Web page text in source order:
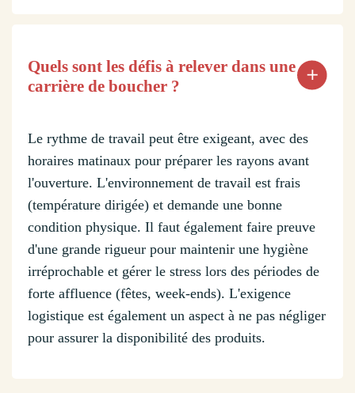
Quels sont les défis à relever dans une
carrière de boucher ?
Le rythme de travail peut être exigeant, avec des
horaires matinaux pour préparer les rayons avant
l'ouverture. L'environnement de travail est frais
(température dirigée) et demande une bonne
condition physique. Il faut également faire preuve
d'une grande rigueur pour maintenir une hygiène
irréprochable et gérer le stress lors des périodes de
forte affluence (fêtes, week-ends). L'exigence
logistique est également un aspect à ne pas négliger
pour assurer la disponibilité des produits.